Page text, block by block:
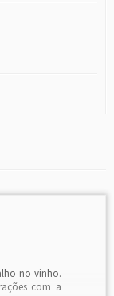
no vinho.
com a